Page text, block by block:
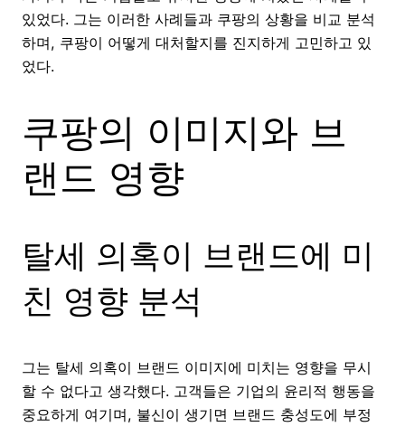
있었다. 그는 이러한 사례들과 쿠팡의 상황을 비교 분석
하며, 쿠팡이 어떻게 대처할지를 진지하게 고민하고 있
었다.
쿠팡의 이미지와 브
랜드 영향
탈세 의혹이 브랜드에 미
친 영향 분석
그는 탈세 의혹이 브랜드 이미지에 미치는 영향을 무시
할 수 없다고 생각했다. 고객들은 기업의 윤리적 행동을
중요하게 여기며, 불신이 생기면 브랜드 충성도에 부정